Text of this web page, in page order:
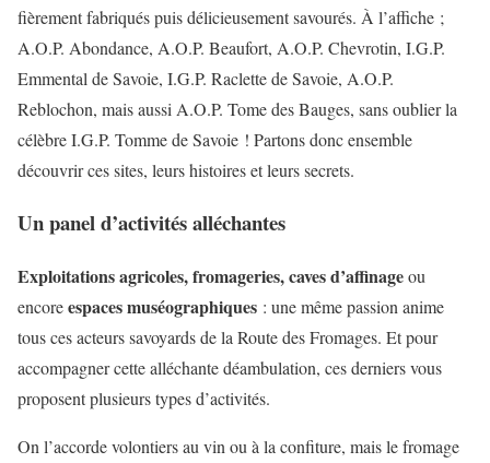
fièrement fabriqués puis délicieusement savourés. À l’affiche ;
A.O.P. Abondance, A.O.P. Beaufort, A.O.P. Chevrotin, I.G.P.
Emmental de Savoie, I.G.P. Raclette de Savoie, A.O.P.
Reblochon, mais aussi A.O.P. Tome des Bauges, sans oublier la
célèbre I.G.P. Tomme de Savoie ! Partons donc ensemble
découvrir ces sites, leurs histoires et leurs secrets.
Un panel d’activités alléchantes
Exploitations agricoles, fromageries, caves d’affinageou
encoreespaces muséographiques : une même passion anime
tous ces acteurs savoyards de la Route des Fromages. Et pour
accompagner cette alléchante déambulation, ces derniers vous
proposent plusieurs types d’activités.
On l’accorde volontiers au vin ou à la confiture, mais le fromage